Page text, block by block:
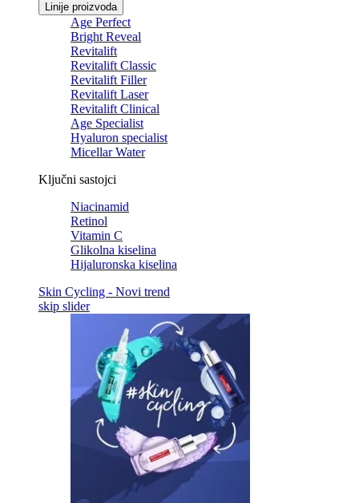
Linije proizvoda
Age Perfect
Bright Reveal
Revitalift
Revitalift Classic
Revitalift Filler
Revitalift Laser
Revitalift Clinical
Age Specialist
Hyaluron specialist
Micellar Water
Ključni sastojci
Niacinamid
Retinol
Vitamin C
Glikolna kiselina
Hijaluronska kiselina
Skin Cycling - Novi trend
skip slider
Skip the slider: Related Articles